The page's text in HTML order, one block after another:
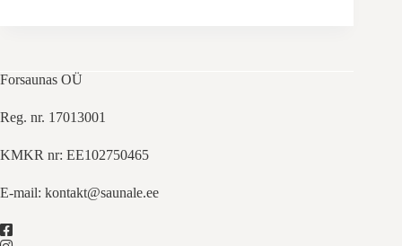
Forsaunas OÜ
Reg. nr. 17013001
KMKR nr: EE102750465
E-mail: kontakt@saunale.ee